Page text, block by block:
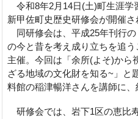
令和8年2月14日(土)町生涯学
新甲佐町史歴史研修会が開催さ
同研修会は、平成25年刊行
の今と昔を考え成り立ちを追
主催。今回は「余所(よそ)から
ざる地域の文化財を知る~」と
料館の稲津暢洋さんを講師に、
研修会では、岩下1区の恵比